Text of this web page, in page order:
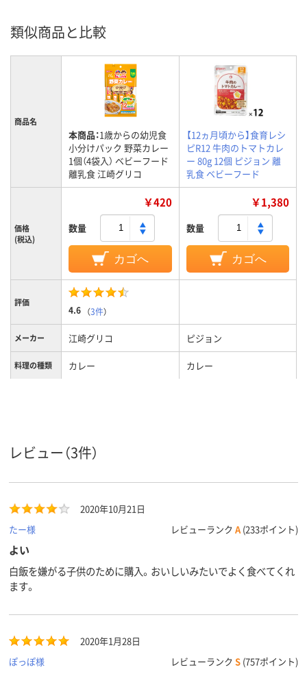
類似商品と比較
商品名
本商品：1歳からの幼児食
小分けパック 野菜カレー
1個（4袋入） ベビーフード
離乳食 江崎グリコ
【12ヵ月頃から】食育レシ
ピR12 牛肉のトマトカレ
ー 80g 12個 ピジョン 離
乳食 ベビーフード
価格
(税込)
￥420
数量
カゴへ
￥1,380
数量
カゴへ
評価
4.6 （3件）
メーカー 江崎グリコ ピジョン
料理の種類 カレー カレー
レビュー（3件）
2020年10月21日
たー様
レビューランク A (233ポイント)
よい
白飯を嫌がる子供のために購入。おいしいみたいでよく食べてくれ
ます。
2020年1月28日
ぽっぽ様
レビューランク S (757ポイント)